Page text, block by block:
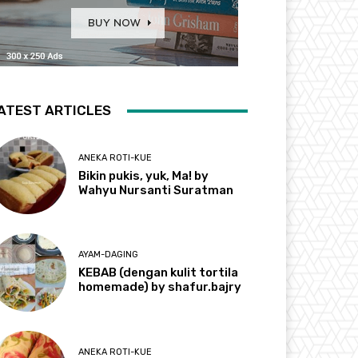
ARTICLES
ANEKA ROTI-KUE
Bikin pukis, yuk, Ma! by
Wahyu Nursanti Suratman
AYAM-DAGING
KEBAB (dengan kulit tortila
homemade) by shafur.bajry
ANEKA ROTI-KUE